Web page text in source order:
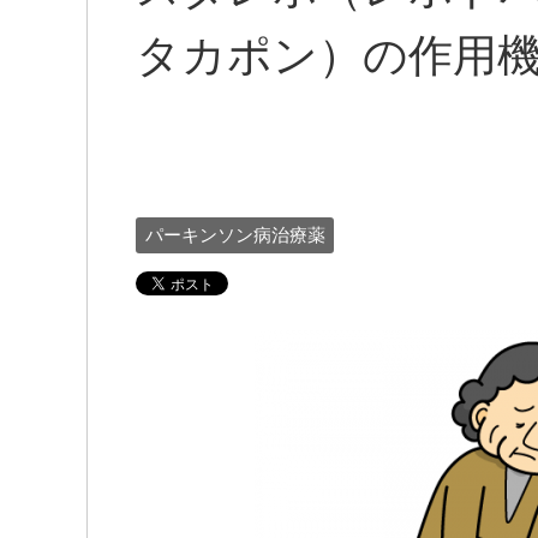
タカポン）の作用
パーキンソン病治療薬